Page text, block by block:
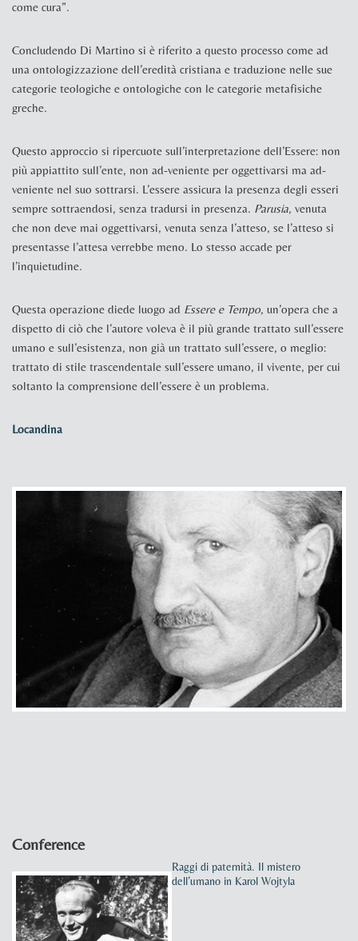
come cura”.
Concludendo Di Martino si è riferito a questo processo come ad
una ontologizzazione dell’eredità cristiana e traduzione nelle sue
categorie teologiche e ontologiche con le categorie metafisiche
greche.
Questo approccio si ripercuote sull’interpretazione dell’Essere: non
più appiattito sull’ente, non ad-veniente per oggettivarsi ma ad-
veniente nel suo sottrarsi. L’essere assicura la presenza degli esseri
sempre sottraendosi, senza tradursi in presenza. Parusia, venuta
che non deve mai oggettivarsi, venuta senza l’atteso, se l’atteso si
presentasse l’attesa verrebbe meno. Lo stesso accade per
l’inquietudine.
Questa operazione diede luogo ad Essere e Tempo, un’opera che a
dispetto di ciò che l’autore voleva è il più grande trattato sull’essere
umano e sull’esistenza, non già un trattato sull’essere, o meglio:
trattato di stile trascendentale sull’essere umano, il vivente, per cui
soltanto la comprensione dell’essere è un problema.
Locandina
Conference
Raggi di paternità. Il mistero
dell’umano in Karol Wojtyla